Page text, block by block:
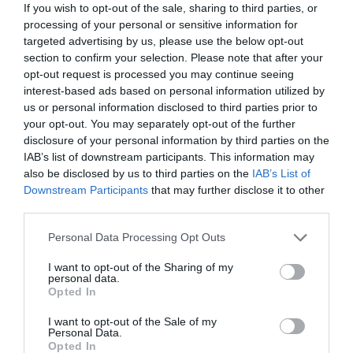
If you wish to opt-out of the sale, sharing to third parties, or
processing of your personal or sensitive information for
targeted advertising by us, please use the below opt-out
section to confirm your selection. Please note that after your
opt-out request is processed you may continue seeing
interest-based ads based on personal information utilized by
us or personal information disclosed to third parties prior to
your opt-out. You may separately opt-out of the further
disclosure of your personal information by third parties on the
IAB’s list of downstream participants. This information may
also be disclosed by us to third parties on the IAB’s List of
Downstream Participants that may further disclose it to other
Please note that this website/app uses one or more Google
not limited to your visit or usage behaviour. You may click to
grant or deny consent to Google and its third-party tags to
use your data for below specified purposes in below Google
consent section.
Personal Data Processing Opt Outs
I want to opt-out of the Sharing of my
personal data.
Opted In
I want to opt-out of the Sale of my
Personal Data.
Opted In
segítő Nemzeti Újságírók Demokratikus
Egyesületét.
Adományodat ide utalhatod: 10918001-
00000113-44920004.
Köszönjük!
Ne maradjon le a legfrissebb hírekről, kövessen
bennünket az EGRI ÜGYEK Google Hírek oldalán!
VISSZA A FŐOLDALRA